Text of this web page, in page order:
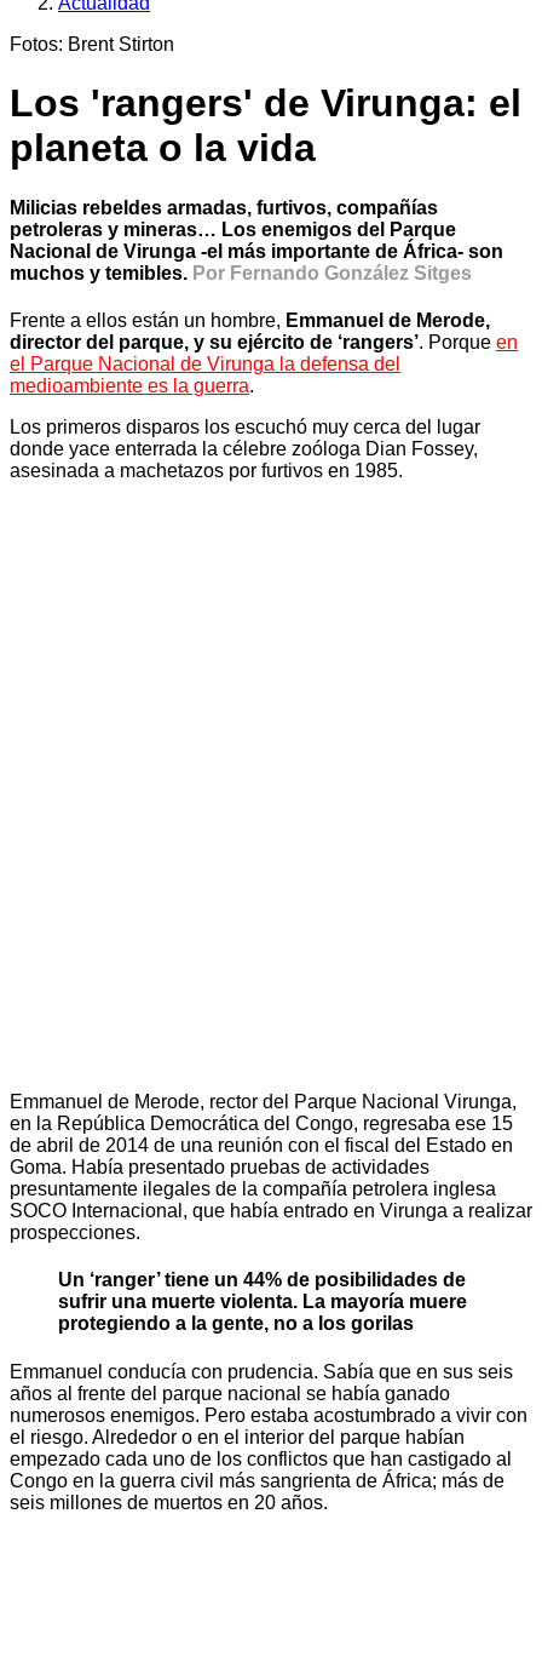
Fotos: Brent Stirton
Los 'rangers' de Virunga: el
planeta o la vida
Milicias rebeldes armadas, furtivos, compañías
petroleras y mineras… Los enemigos del Parque
Nacional de Virunga -el más importante de África- son
muchos y temibles. Por Fernando González Sitges
Frente a ellos están un hombre, Emmanuel de Merode,
director del parque, y su ejército de ‘rangers’. Porque en
el Parque Nacional de Virunga la defensa del
medioambiente es la guerra.
Los primeros disparos los escuchó muy cerca del lugar
donde yace enterrada la célebre zoóloga Dian Fossey,
asesinada a machetazos por furtivos en 1985.
Emmanuel de Merode, rector del Parque Nacional Virunga,
en la República Democrática del Congo, regresaba ese 15
de abril de 2014 de una reunión con el fiscal del Estado en
Goma. Había presentado pruebas de actividades
presuntamente ilegales de la compañía petrolera inglesa
SOCO Internacional, que había entrado en Virunga a realizar
prospecciones.
Un ‘ranger’ tiene un 44% de posibilidades de
sufrir una muerte violenta. La mayoría muere
protegiendo a la gente, no a los gorilas
Emmanuel conducía con prudencia. Sabía que en sus seis
años al frente del parque nacional se había ganado
numerosos enemigos. Pero estaba acostumbrado a vivir con
el riesgo. Alrededor o en el interior del parque habían
empezado cada uno de los conflictos que han castigado al
Congo en la guerra civil más sangrienta de África; más de
seis millones de muertos en 20 años.